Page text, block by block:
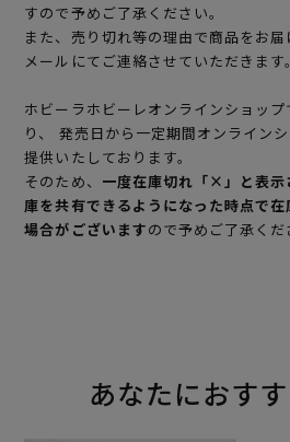
すので予めご了承ください。
また、売り切れ等の理由で商品をお
メールにてご連絡させていただきます。
ホビーラホビーレオンラインショッ
り、 発売日から一定期間オンライン
提供いたしております。
そのため、 一度在庫切れ「×」と表示
庫を共有できるようになった時点で
場合がございますので予めご了承くだ
あなたにおす